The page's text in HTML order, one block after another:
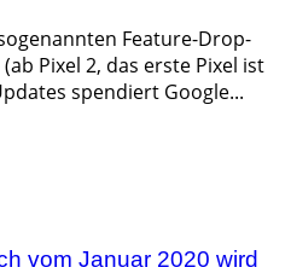
Feature-Drop-
Pixel 2, das erste Pixel ist
spendiert Google...
vom Januar 2020 wird